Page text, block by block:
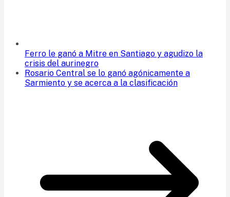
Ferro le ganó a Mitre en Santiago y agudizo la
crisis del aurinegro
Rosario Central se lo ganó agónicamente a
Sarmiento y se acerca a la clasificación